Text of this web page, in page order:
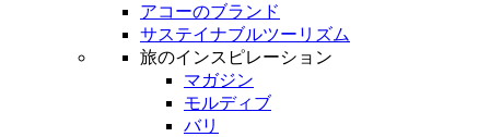
アコーのブランド
サステイナブルツーリズム
旅のインスピレーション
マガジン
モルディブ
バリ